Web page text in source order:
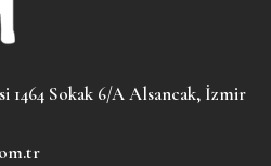
1464 Sokak 6/A Alsancak, İzmir